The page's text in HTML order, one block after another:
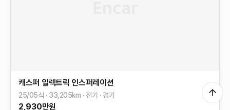
캐스퍼 일렉트릭 인스퍼레이션
25/05식 33,205km 전기 경기
2,930만원